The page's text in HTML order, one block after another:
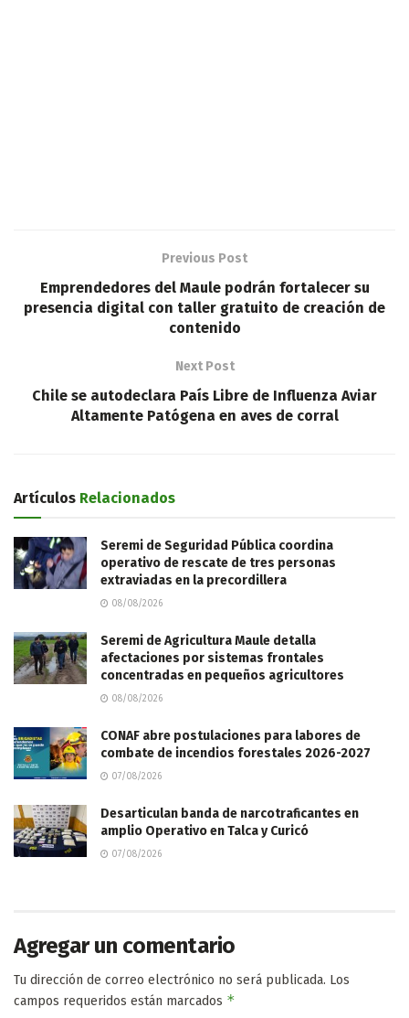
Previous Post
Emprendedores del Maule podrán fortalecer su
presencia digital con taller gratuito de creación de
contenido
Next Post
Chile se autodeclara País Libre de Influenza Aviar
Altamente Patógena en aves de corral
Artículos Relacionados
Seremi de Seguridad Pública coordina
operativo de rescate de tres personas
extraviadas en la precordillera
08/08/2026
Seremi de Agricultura Maule detalla
afectaciones por sistemas frontales
concentradas en pequeños agricultores
08/08/2026
CONAF abre postulaciones para labores de
combate de incendios forestales 2026-2027
07/08/2026
Desarticulan banda de narcotraficantes en
amplio Operativo en Talca y Curicó
07/08/2026
Agregar un comentario
Tu dirección de correo electrónico no será publicada. Los
campos requeridos están marcados *